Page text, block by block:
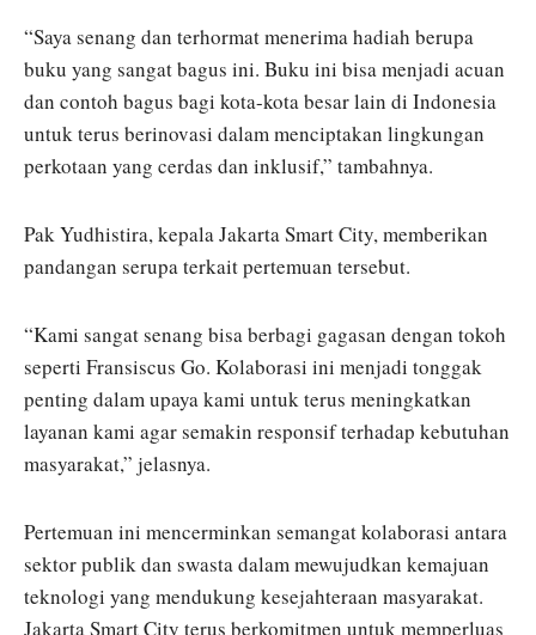
“Saya senang dan terhormat menerima hadiah berupa
buku yang sangat bagus ini. Buku ini bisa menjadi acuan
dan contoh bagus bagi kota-kota besar lain di Indonesia
untuk terus berinovasi dalam menciptakan lingkungan
perkotaan yang cerdas dan inklusif,” tambahnya.
Pak Yudhistira, kepala Jakarta Smart City, memberikan
pandangan serupa terkait pertemuan tersebut.
“Kami sangat senang bisa berbagi gagasan dengan tokoh
seperti Fransiscus Go. Kolaborasi ini menjadi tonggak
penting dalam upaya kami untuk terus meningkatkan
layanan kami agar semakin responsif terhadap kebutuhan
masyarakat,” jelasnya.
Pertemuan ini mencerminkan semangat kolaborasi antara
sektor publik dan swasta dalam mewujudkan kemajuan
teknologi yang mendukung kesejahteraan masyarakat.
Jakarta Smart City terus berkomitmen untuk memperluas